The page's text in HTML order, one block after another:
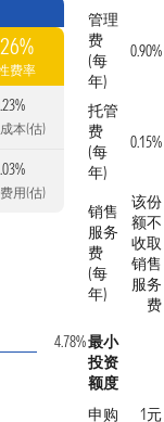
费率
本(估)
用(估)
4.78%
管理
费
(每
年)
0.90%
托管
费
(每
年)
0.15%
销售
服务
费
(每
年)
该份
额不
收取
销售
服务
费
最小
投资
额度
申购
1元